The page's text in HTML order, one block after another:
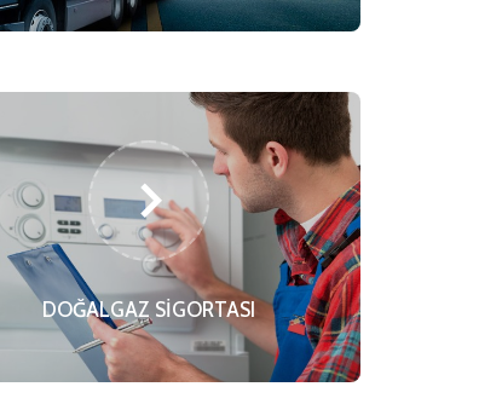
DOĞALGAZ SİGORTASI